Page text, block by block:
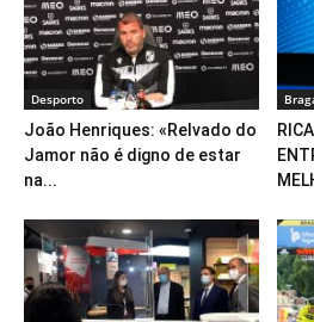
Desporto
João Henriques: «Relvado do
Jamor não é digno de estar
na...